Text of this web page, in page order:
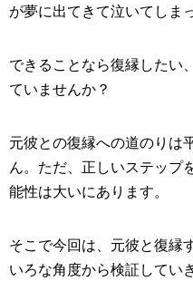
が夢に出てきて泣いてしま
できることなら復縁したい
ていませんか？
元彼との復縁への道のりは
ん。ただ、正しいステップ
能性は大いにあります。
そこで今回は、元彼と復縁
いろな角度から検証してい